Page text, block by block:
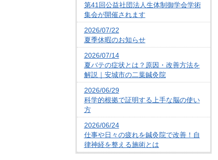
第41回公益社団法人生体制御学会学術
集会が開催されます
2026/07/22
夏季休暇のお知らせ
2026/07/14
夏バテの症状とは？原因・改善方法を
解説｜安城市の二葉鍼灸院
2026/06/29
科学的根拠で証明する上手な脳の使い
方
2026/06/24
仕事や日々の疲れを鍼灸院で改善！自
律神経を整える施術とは